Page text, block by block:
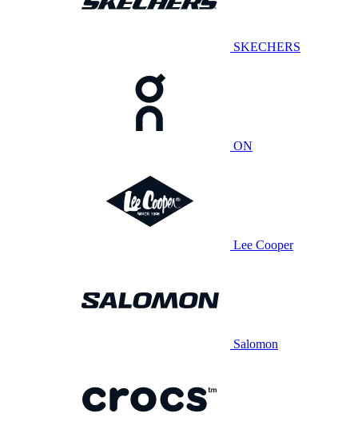
SKECHERS
ON
Lee Cooper
Salomon